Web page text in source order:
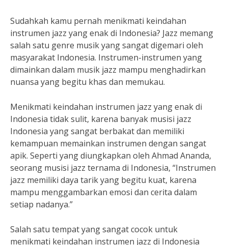
Sudahkah kamu pernah menikmati keindahan
instrumen jazz yang enak di Indonesia? Jazz memang
salah satu genre musik yang sangat digemari oleh
masyarakat Indonesia. Instrumen-instrumen yang
dimainkan dalam musik jazz mampu menghadirkan
nuansa yang begitu khas dan memukau.
Menikmati keindahan instrumen jazz yang enak di
Indonesia tidak sulit, karena banyak musisi jazz
Indonesia yang sangat berbakat dan memiliki
kemampuan memainkan instrumen dengan sangat
apik. Seperti yang diungkapkan oleh Ahmad Ananda,
seorang musisi jazz ternama di Indonesia, “Instrumen
jazz memiliki daya tarik yang begitu kuat, karena
mampu menggambarkan emosi dan cerita dalam
setiap nadanya.”
Salah satu tempat yang sangat cocok untuk
menikmati keindahan instrumen jazz di Indonesia